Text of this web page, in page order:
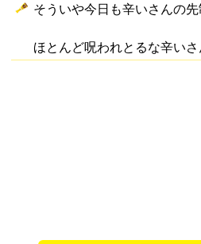
そういや今日も辛いさんの
ほとんど呪われとるな辛い